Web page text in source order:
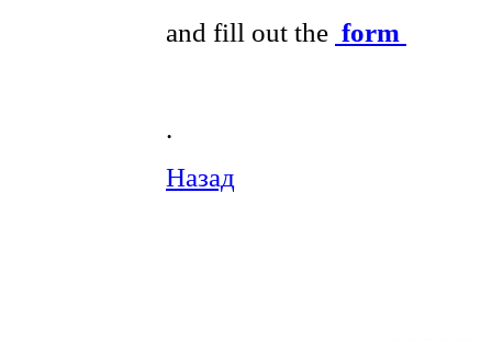
and fill out the form
.
Назад